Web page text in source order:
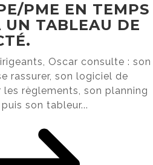
PME EN TEMPS
UN TABLEAU DE
Oscar consulte : son
rassurer, son logiciel de
règlements, son planning
son tableur...